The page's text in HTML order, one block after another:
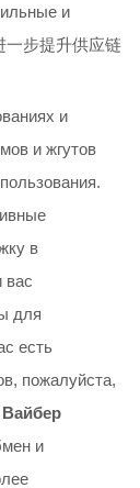
и
一步提升供应链
и
и жгутов
в
вас
для
есть
пожалуйста,
Вайбер
и